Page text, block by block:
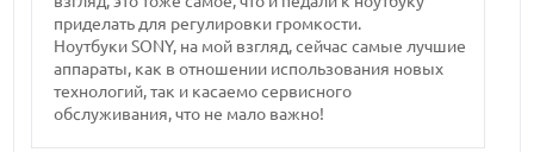
приделать для регулировки громкости.
Ноутбуки SONY, на мой взгляд, сейчас самые лучшие
аппараты, как в отношении использования новых
технологий, так и касаемо сервисного
обслуживания, что не мало важно!